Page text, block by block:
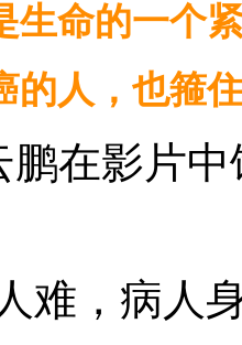
命的一个
人，也箍住
影片中
，病人身